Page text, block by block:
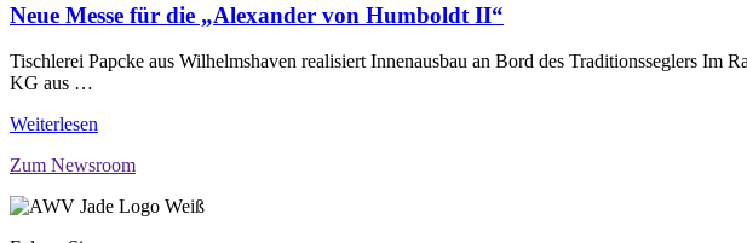
Neue Messe für die „Alexander von Humboldt II“
Tischlerei Papcke aus Wilhelmshaven realisiert Innenausbau an Bord des Traditionsseglers
KG aus …
Weiterlesen
Zum Newsroom